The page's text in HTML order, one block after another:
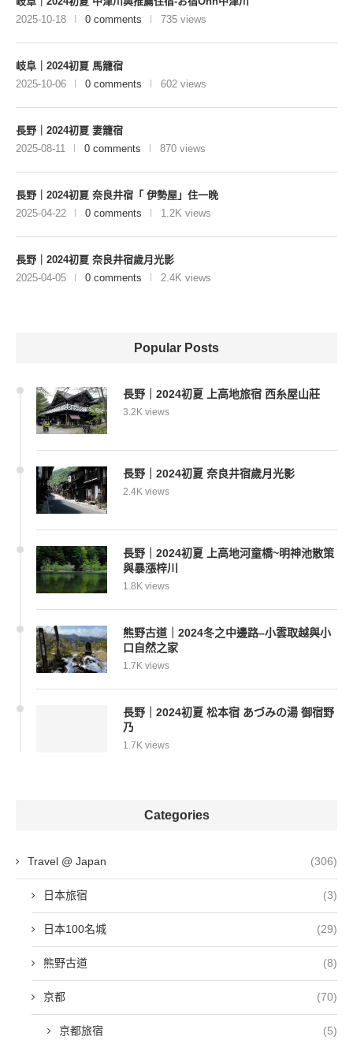
2025-10-18
0 comments 735 views
岐阜｜2024初夏 馬籠宿
2025-10-06
0 comments 602 views
長野｜2024初夏 妻籠宿
2025-08-11
0 comments 870 views
長野｜2024初夏 奈良井宿「 伊勢屋」住一晚
2025-04-22
0 comments 1.2K views
長野｜2024初夏 奈良井宿歲月光影
2025-04-05
0 comments 2.4K views
Popular Posts
長野｜2024初夏 上高地旅宿 西糸屋山莊
3.2K views
長野｜2024初夏 奈良井宿歲月光影
2.4K views
長野｜2024初夏 上高地河童橋~明神池散策
與暴漲梓川
1.8K views
熊野古道｜2024冬之中邊路–小雲取越與小
口自然之家
1.7K views
長野｜2024初夏 松本宿 あづみの湯 御宿野
乃
1.7K views
Categories
Travel @ Japan (306)
日本旅宿 (3)
日本100名城 (29)
熊野古道 (8)
京都 (70)
京都旅宿 (5)